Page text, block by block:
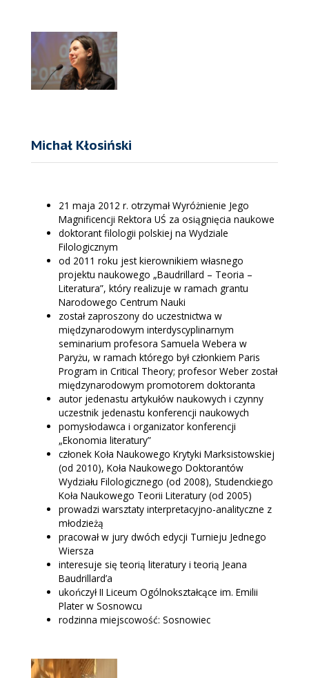
Michał Kłosiński
21 maja 2012 r. otrzymał Wyróżnienie Jego
Magnificencji Rektora UŚ za osiągnięcia naukowe
doktorant filologii polskiej na Wydziale
Filologicznym
od 2011 roku jest kierownikiem własnego
projektu naukowego „Baudrillard – Teoria –
Literatura”, który realizuje w ramach grantu
Narodowego Centrum Nauki
został zaproszony do uczestnictwa w
międzynarodowym interdyscyplinarnym
seminarium profesora Samuela Webera w
Paryżu, w ramach którego był członkiem Paris
Program in Critical Theory; profesor Weber został
międzynarodowym promotorem doktoranta
autor jedenastu artykułów naukowych i czynny
uczestnik jedenastu konferencji naukowych
pomysłodawca i organizator konferencji
„Ekonomia literatury”
członek Koła Naukowego Krytyki Marksistowskiej
(od 2010), Koła Naukowego Doktorantów
Wydziału Filologicznego (od 2008), Studenckiego
Koła Naukowego Teorii Literatury (od 2005)
prowadzi warsztaty interpretacyjno-analityczne z
młodzieżą
pracował w jury dwóch edycji Turnieju Jednego
Wiersza
interesuje się teorią literatury i teorią Jeana
Baudrillard’a
ukończył II Liceum Ogólnokształcące im. Emilii
Plater w Sosnowcu
rodzinna miejscowość: Sosnowiec